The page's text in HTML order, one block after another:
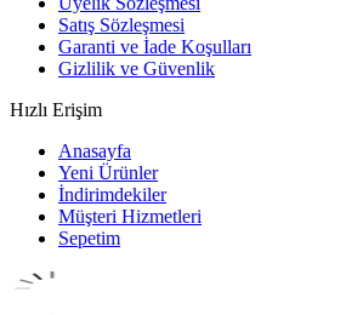
Satış Sözleşmesi
Garanti ve İade Koşulları
Gizlilik ve Güvenlik
Hızlı Erişim
Anasayfa
Yeni Ürünler
İndirimdekiler
Müşteri Hizmetleri
Sepetim